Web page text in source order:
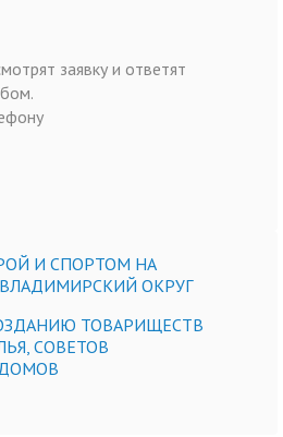
заявку и ответят
И СПОРТОМ НА
ОКРУГ
ТОВАРИЩЕСТВ
СОВЕТОВ